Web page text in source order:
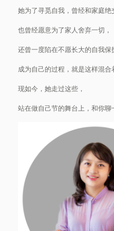
她为了寻觅自我，曾经和家庭绝
也曾经愿意为了家人舍弃一切，
还曾一度陷在不愿长大的自我保
成为自己的过程，就是这样混
现如今，她走过这些，
站在做自己节的舞台上，和你聊